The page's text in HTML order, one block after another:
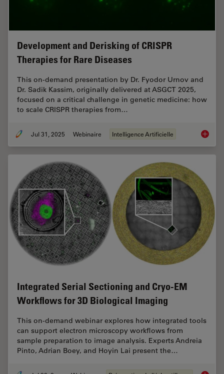
Development and Derisking of CRISPR
Therapies for Rare Diseases
This on-demand presentation by Dr. Fyodor Urnov and
Dr. Sadik Kassim, originally delivered at ASGCT 2025,
focused on a critical challenge in genetic medicine: how
to scale CRISPR therapies from…
Jul 31, 2025 Webinaire Intelligence Artificielle
Integrated Serial Sectioning and Cryo-EM
Workflows for 3D Biological Imaging
This on-demand webinar explores how integrated tools
can support electron microscopy workflows from
sample preparation to image analysis. Experts Andreia
Pinto, Adrian Boey, and Hoyin Lai present the…